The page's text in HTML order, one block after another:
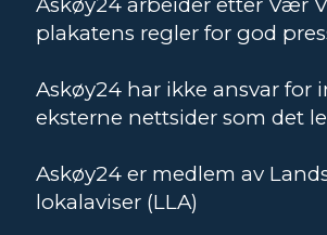
Askøy24 arbeider etter Vær
plakatens regler for god
Askøy24 har ikke ansvar for
eksterne nettsider som det
Askøy24 er medlem av
lokalaviser (LLA)